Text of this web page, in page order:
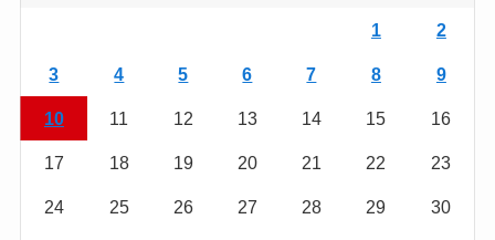
1 2
3 4 5 6 7 8 9
10 11 12 13 14 15 16
17 18 19 20 21 22 23
24 25 26 27 28 29 30